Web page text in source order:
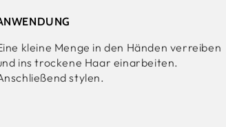
kleine Menge in den Händen verreiben
ins trockene Haar einarbeiten.
stylen.